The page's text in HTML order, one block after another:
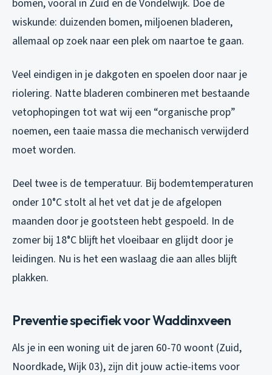
bomen, vooral in Zuid en de Vondelwijk. Doe de
wiskunde: duizenden bomen, miljoenen bladeren,
allemaal op zoek naar een plek om naartoe te gaan.
Veel eindigen in je dakgoten en spoelen door naar je
riolering. Natte bladeren combineren met bestaande
vetophopingen tot wat wij een “organische prop”
noemen, een taaie massa die mechanisch verwijderd
moet worden.
Deel twee is de temperatuur. Bij bodemtemperaturen
onder 10°C stolt al het vet dat je de afgelopen
maanden door je gootsteen hebt gespoeld. In de
zomer bij 18°C blijft het vloeibaar en glijdt door je
leidingen. Nu is het een waslaag die aan alles blijft
plakken.
Preventie specifiek voor Waddinxveen
Als je in een woning uit de jaren 60-70 woont (Zuid,
Noordkade, Wijk 03), zijn dit jouw actie-items voor